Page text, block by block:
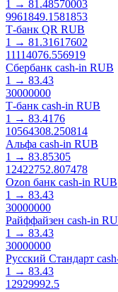
1 → 81.48570003
9961849.1581853
Т-банк QR RUB
1 → 81.31617602
11114076.556919
Сбербанк cash-in RUB
1 → 83.43
30000000
Т-банк cash-in RUB
1 → 83.4176
10564308.250814
Альфа cash-in RUB
1 → 83.85305
12422752.807478
Ozon банк cash-in RUB
1 → 83.43
30000000
Райффайзен cash-in
1 → 83.43
30000000
Русский Cтандарт
1 → 83.43
12929992.5